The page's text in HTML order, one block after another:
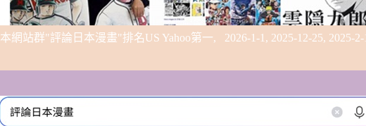
本網站群"評論日本漫畫"排名US Yahoo第一, 2026-1-1, 2025-12-25, 2025-2-